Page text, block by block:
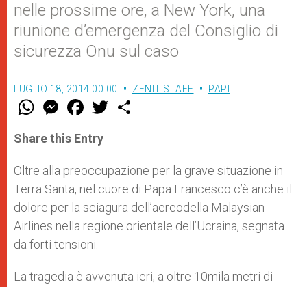
nelle prossime ore, a New York, una
riunione d’emergenza del Consiglio di
sicurezza Onu sul caso
LUGLIO 18, 2014 00:00 ZENIT STAFF PAPI
W
t
s
p
p
M
e
s
e
g
e
r
F
a
e
b
o
k
w
r
Share this Entry
Oltre alla preoccupazione per la grave situazione in
Terra Santa, nel cuore di Papa Francesco c’è anche il
dolore per la sciagura dell’aereodella Malaysian
Airlines nella regione orientale dell’Ucraina, segnata
da forti tensioni.
La tragedia è avvenuta ieri, a oltre 10mila metri di